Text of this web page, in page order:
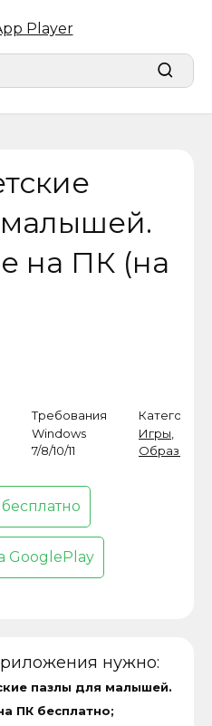
for:
на ПК (на
Требования
Windows
7/8/10/11
Категория
Игры
GooglePlay
нужно:
пазлы для малышей.
ПК бесплатно;